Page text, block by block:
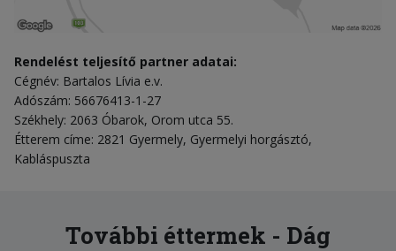
Rendelést teljesítő partner adatai:
Cégnév: Bartalos Lívia e.v.
Adószám: 56676413-1-27
Székhely: 2063 Óbarok, Orom utca 55.
Étterem címe: 2821 Gyermely, Gyermelyi horgásztó,
Kabláspuszta
További éttermek - Dág